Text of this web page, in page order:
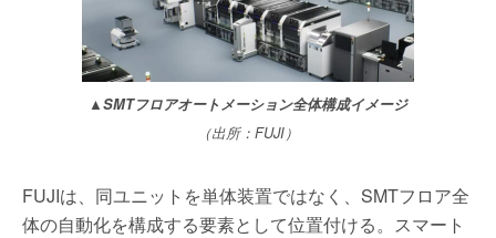
▲SMTフロアオートメーション全体構成イメージ
（出所：FUJI）
FUJIは、同ユニットを単体装置ではなく、SMTフロア全
体の自動化を構成する要素として位置付ける。スマート